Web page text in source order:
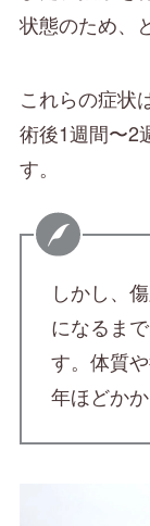
状態のため、
これらの症状
術後1週間〜2
す。
しかし、
になるま
す。体質
年ほどかか